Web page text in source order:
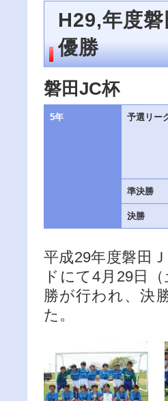
H29,年度
優勝
磐田JC杯
5年 予選リー
準決勝
決勝
平成29年度磐田
ドにて4月29日
勝が行われ、決
た。